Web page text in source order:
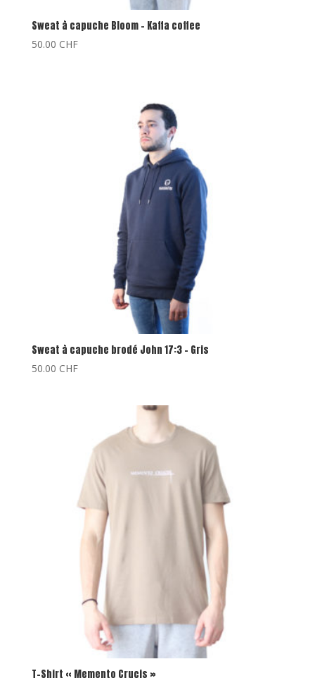
Sweat à capuche Bloom – Kaffa coffee
50.00 CHF
Sweat à capuche brodé John 17:3 – Gris
50.00 CHF
T-Shirt « Memento Crucis »